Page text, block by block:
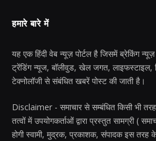
हमारे बारे में
यह एक हिंदी वेब न्यूज़ पोर्टल है जिसमें ब्रेकिंग
ट्रेंडिंग न्यूज, बॉलीवुड, खेल जगत, लाइफस्टाइल,
टेक्नोलॉजी से संबंधित खबरें पोस्ट की जाती है।
Disclaimer - समाचार से सम्बंधित किसी भी
तत्वों में उपयोगकर्ताओं द्वारा प्रस्तुत सामग्री (
होगी स्वामी, मुद्रक, प्रकाशक, संपादक इस तरह के